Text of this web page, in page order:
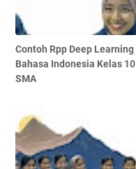
Contoh Rpp Deep Learning
Bahasa Indonesia Kelas 10
SMA